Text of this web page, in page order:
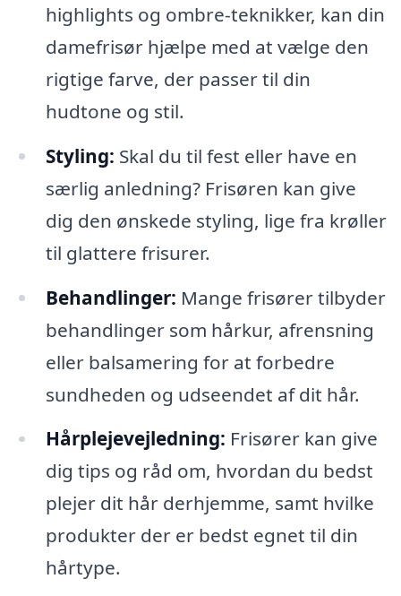
highlights og ombre-teknikker, kan din
damefrisør hjælpe med at vælge den
rigtige farve, der passer til din
hudtone og stil.
Styling: Skal du til fest eller have en
særlig anledning? Frisøren kan give
dig den ønskede styling, lige fra krøller
til glattere frisurer.
Behandlinger: Mange frisører tilbyder
behandlinger som hårkur, afrensning
eller balsamering for at forbedre
sundheden og udseendet af dit hår.
Hårplejevejledning: Frisører kan give
dig tips og råd om, hvordan du bedst
plejer dit hår derhjemme, samt hvilke
produkter der er bedst egnet til din
hårtype.